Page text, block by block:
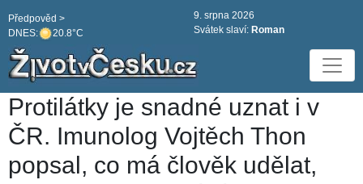
DNES: 20.8°C
Předpověd >
9. srpna 2026
Svátek slaví: Roman
Protilátky je snadné uznat i v
ČR. Imunolog Vojtěch Thon
popsal, co má člověk udělat,